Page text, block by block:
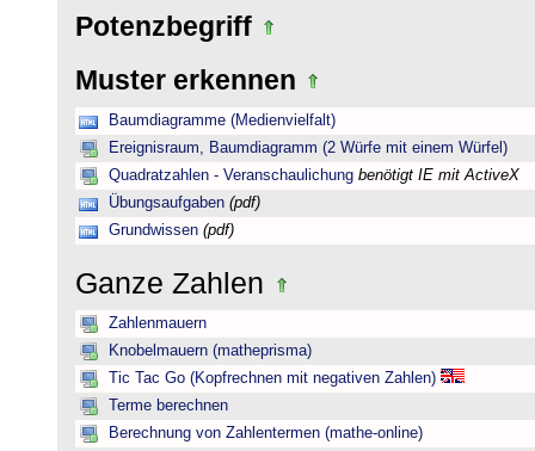
Potenzbegriff
Muster erkennen
Baumdiagramme (Medienvielfalt)
Ereignisraum, Baumdiagramm (2 Würfe mit einem Würfel)
Quadratzahlen - Veranschaulichung benötigt IE mit ActiveX
Übungsaufgaben (pdf)
Grundwissen (pdf)
Ganze Zahlen
Zahlenmauern
Knobelmauern (matheprisma)
Tic Tac Go (Kopfrechnen mit negativen Zahlen)
Terme berechnen
Berechnung von Zahlentermen (mathe-online)